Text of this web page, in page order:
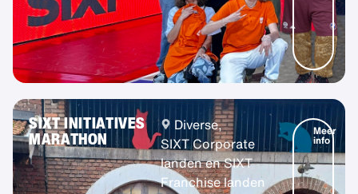
SIXT INITIATIVES
MARATHON
Diverse,
SIXT Corporate
landen en SIXT
Franchise landen
Meer
info